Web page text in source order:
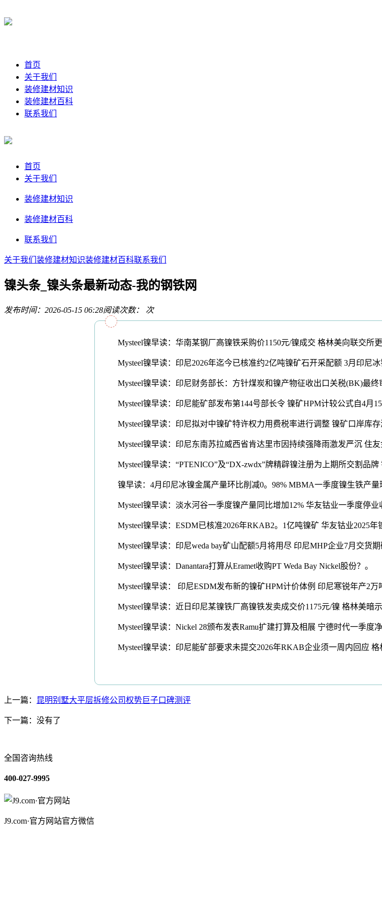
首页
关于我们
装修建材知识
装修建材百科
联系我们
首页
关于我们
装修建材知识
装修建材百科
联系我们
关于我们 装修建材知识装修建材百科联系我们
镍头条_镍头条最新动态-我的钢铁网
发布时间：2026-05-15 06:28阅读次数： 次
Mysteel镍早读：华南某钢厂高镍铁采购价1150元/镍成交 格林美向联交所更
Mysteel镍早读：印尼2026年迄今已核准约2亿吨镍矿石开采配额 3月印尼冰
Mysteel镍早读：印尼财务部长：方针煤炭和镍产物征收出口关税(BK)最终审
Mysteel镍早读：印尼能矿部发布第144号部长令 镍矿HPM计较公式自4月15
Mysteel镍早读：印尼拟对中镍矿特许权力用费税率进行调整 镍矿口岸库存
Mysteel镍早读：印尼东南苏拉威西省肯达里市因持续强降雨激发严沉 住友
Mysteel镍早读：“PTENICO”及“DX-zwdx”牌精辟镍注册为上期所交割品牌
镍早读：4月印尼冰镍金属产量环比削减0。98% MBMA一季度镍生铁产量
Mysteel镍早读：淡水河谷一季度镍产量同比增加12% 华友钴业一季度停业
Mysteel镍早读：ESDM已核准2026年RKAB2。1亿吨镍矿 华友钴业2025年
Mysteel镍早读：印尼weda bay矿山配额5月将用尽 印尼MHP企业7月交货期
Mysteel镍早读：Danantara打算从Eramet收购PT Weda Bay Nickel股份？。
Mysteel镍早读： 印尼ESDM发布新的镍矿HPM计价体例 印尼寒锐年产2万
Mysteel镍早读：近日印尼某镍铁厂高镍铁发卖成交价1175元/镍 格林美暗
Mysteel镍早读：Nickel 28颁布发表Ramu扩建打算及相展 宁德时代一季度净
Mysteel镍早读：印尼能矿部要求未提交2026年RKAB企业须一周内回应 格
上一篇： 昆明别墅大平层拆修公司权势巨子口碑测评
下一篇：没有了
全国咨询热线
400-027-9995
J9.com·官方网站官方微信